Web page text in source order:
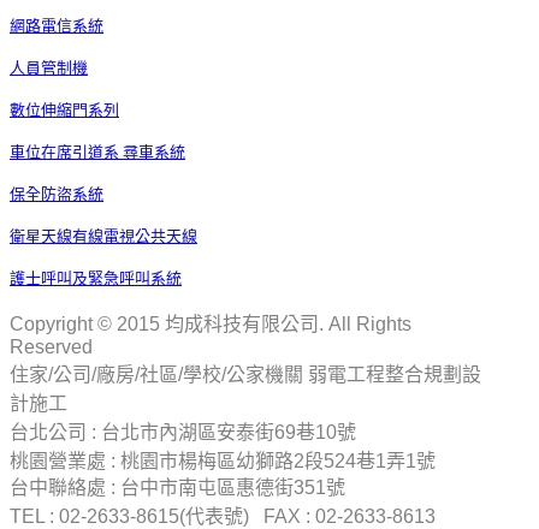
網路電信系統
人員管制機
數位伸縮門系列
車位在席引道系 尋車系統
保全防盜系統
衛星天線有線電視公共天線
護士呼叫及緊急呼叫系統
Copyright © 2015 均成科技有限公司. All Rights
Reserved
住家/公司/廠房/社區/學校/公家機關 弱電工程整合規劃設
計施工
台北公司 : 台北市內湖區安泰街69巷10號
桃園營業處 : 桃園市楊梅區幼獅路2段524巷1弄1號
台中聯絡處 : 台中市南屯區惠德街351號
TEL : 02-2633-8615(代表號) FAX : 02-2633-8613